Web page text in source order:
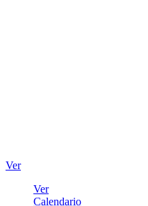
Ver
Ver
Calendario